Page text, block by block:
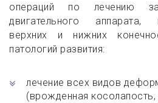
операций по лечению
двигательного аппарата,
верхних и нижних
патологий развития:
лечение всех видов
(врожденная косолапость,